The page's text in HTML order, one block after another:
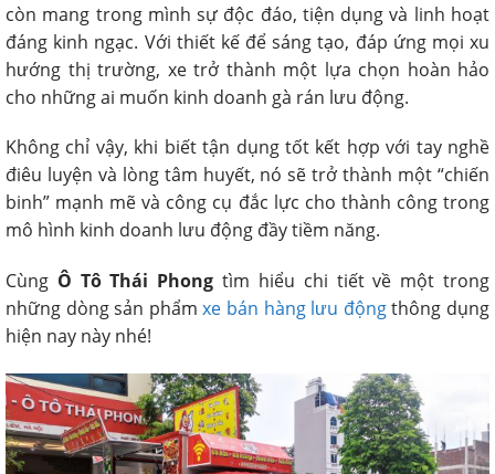
còn mang trong mình sự độc đáo, tiện dụng và linh hoạt
đáng kinh ngạc. Với thiết kế để sáng tạo, đáp ứng mọi xu
hướng thị trường, xe trở thành một lựa chọn hoàn hảo
cho những ai muốn kinh doanh gà rán lưu động.
Không chỉ vậy, khi biết tận dụng tốt kết hợp với tay nghề
điêu luyện và lòng tâm huyết, nó sẽ trở thành một “chiến
binh” mạnh mẽ và công cụ đắc lực cho thành công trong
mô hình kinh doanh lưu động đầy tiềm năng.
Cùng Ô Tô Thái Phong tìm hiểu chi tiết về một trong
những dòng sản phẩmxe bán hàng lưu độngthông dụng
hiện nay này nhé!